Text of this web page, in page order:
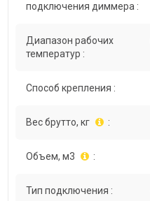
подключения диммера :
Диапазон рабочих
температур :
Способ крепления :
Вес брутто, кг :
Объем, м3 :
Тип подключения :